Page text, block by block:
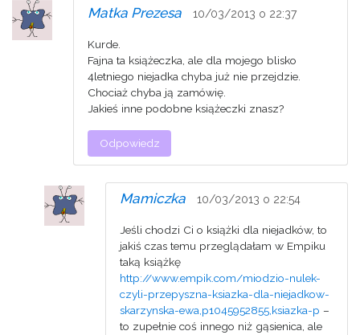
Matka Prezesa 10/03/2013 o 22:37
Kurde.
Fajna ta książeczka, ale dla mojego blisko
4letniego niejadka chyba już nie przejdzie.
Chociaż chyba ją zamówię.
Jakieś inne podobne książeczki znasz?
Odpowiedz
Mamiczka 10/03/2013 o 22:54
Jeśli chodzi Ci o książki dla niejadków, to
jakiś czas temu przeglądałam w Empiku
taką książkę
http://www.empik.com/miodzio-nulek-
czyli-przepyszna-ksiazka-dla-niejadkow-
skarzynska-ewa,p1045952855,ksiazka-p –
to zupełnie coś innego niż gąsienica, ale